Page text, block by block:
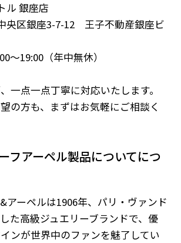
ル 銀座店
央区銀座3-7-12 王子不動産銀座ビ
～19:00（年中無休）
一点一点丁寧に対応いたします。
の方も、まずはお気軽にご相談く
フアーペル製品についてにつ
アーペルは1906年、パリ・ヴァンド
た高級ジュエリーブランドで、優
ンが世界中のファンを魅了してい